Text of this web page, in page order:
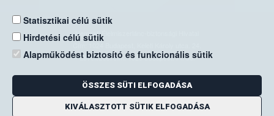
Statisztikai célú sütik
Hirdetési célú sütik
Alapműködést biztosító és funkcionális sütik
ÖSSZES SÜTI ELFOGADÁSA
KIVÁLASZTOTT SÜTIK ELFOGADÁSA
Nemzeti Élelmiszerlánc-biztonsági Hivatal
Levelezési cím: 1525 Budapest. Pf. 30.
E-mail:ugyfelszolgalat@nebih.gov.hu
Zöld szám: 06-80/263-244